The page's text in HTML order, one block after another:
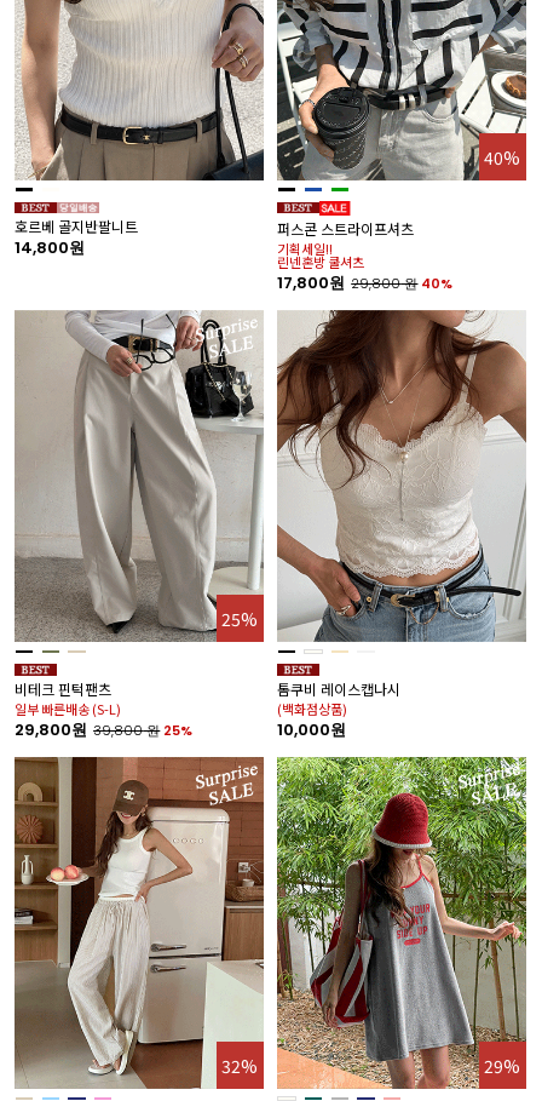
호르베 골지반팔니트
14,800원
40%
퍼스콘 스트라이프셔츠
기획세일!!
린넨혼방 쿨셔츠
17,800원 29,800원 40%
25%
비테크 핀턱팬츠
일부 빠른배송 (S-L)
29,800원 39,800원 25%
톰쿠비 레이스캡나시
(백화점상품)
10,000원
32% 29%